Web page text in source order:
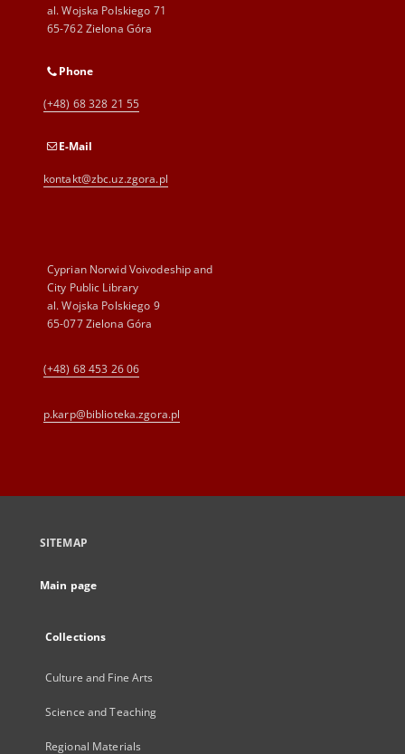
al. Wojska Polskiego 71
65-762 Zielona Góra
Phone
(+48) 68 328 21 55
E-Mail
kontakt@zbc.uz.zgora.pl
Cyprian Norwid Voivodeship and
City Public Library
al. Wojska Polskiego 9
65-077 Zielona Góra
(+48) 68 453 26 06
p.karp@biblioteka.zgora.pl
SITEMAP
Main page
Collections
Culture and Fine Arts
Science and Teaching
Regional Materials